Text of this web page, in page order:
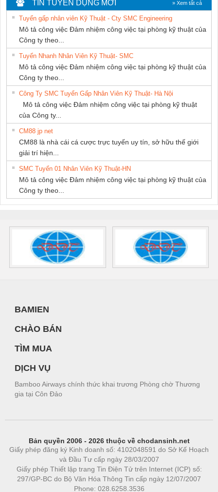
THƯỢNG ĐÌNH
TIN TUYỂN DỤNG MỚI » Xem tất cả
Tuyển gấp nhân viên Kỹ Thuật - Cty SMC Engineering
Mô tả công việc Đảm nhiệm công việc tại phòng kỹ thuật của
Công ty theo...
Tuyển Nhanh Nhân Viên Kỹ Thuật- SMC
Mô tả công việc Đảm nhiệm công việc tại phòng kỹ thuật của
Công ty theo...
Công Ty SMC Tuyển Gấp Nhân Viên Kỹ Thuật- Hà Nội
Mô tả công việc Đảm nhiệm công việc tại phòng kỹ thuật
của Công ty...
CM88 jp net
CM88 là nhà cái cá cược trực tuyến uy tín, sở hữu thế giới
giải trí hiện...
SMC Tuyển 01 Nhân Viên Kỹ Thuật-HN
Mô tả công việc Đảm nhiệm công việc tại phòng kỹ thuật của
Công ty theo...
BAMIEN
CHÀO BÁN
TÌM MUA
DỊCH VỤ
Bamboo Airways chính thức khai trương Phòng chờ Thương
gia tại Côn Đảo
Bản quyền 2006 - 2026 thuộc về chodansinh.net
Giấy phép đăng ký Kinh doanh số: 4102048591 do Sở Kế Hoạch
và Đầu Tư cấp ngày 28/03/2007
Giấy phép Thiết lập trang Tin Điện Tử trên Internet (ICP) số:
297/GP-BC do Bộ Văn Hóa Thông Tin cấp ngày 12/07/2007
Phone: 028.6258.3536